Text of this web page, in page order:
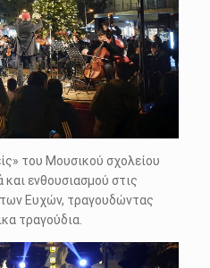
του Μουσικού σχολείου
ενθουσιασμού στις
Ευχών, τραγουδώντας
τραγούδια.